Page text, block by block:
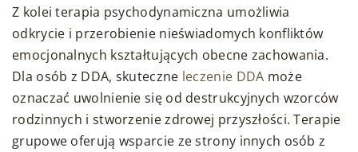
Z kolei terapia psychodynamiczna umożliwia
odkrycie i przerobienie nieświadomych konfliktów
emocjonalnych kształtujących obecne zachowania.
Dla osób z DDA, skuteczne leczenie DDA może
oznaczać uwolnienie się od destrukcyjnych wzorców
rodzinnych i stworzenie zdrowej przyszłości. Terapie
grupowe oferują wsparcie ze strony innych osób z